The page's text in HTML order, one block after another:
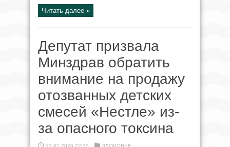
Читать далее »
Депутат призвала
Минздрав обратить
внимание на продажу
отозванных детских
смесей «Нестле» из-
за опасного токсина
13.01.2026 22:15 ЗДОРОВЬЕ